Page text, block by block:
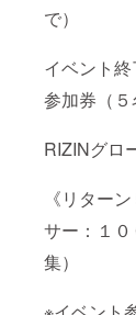
で）
イベント
参加券（５
RIZINグロ
《リター
サー：１
集）